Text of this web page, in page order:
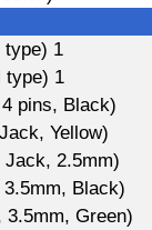
type) 1
type) 1
pins, Black)
Yellow)
2.5mm)
Black)
3.5mm, Green)